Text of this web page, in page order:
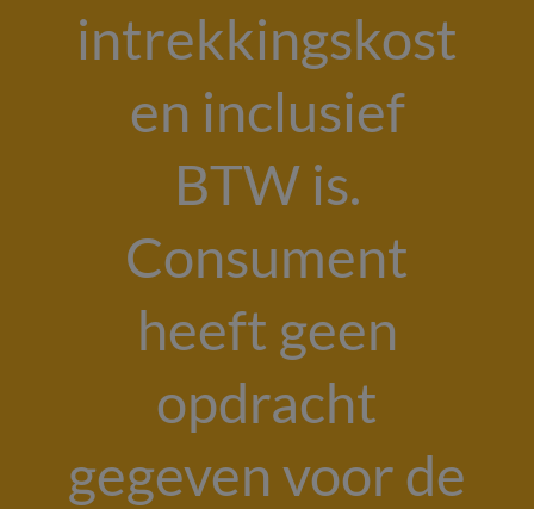
intrekkingskost
en inclusief
BTW is.
Consument
heeft geen
opdracht
gegeven voor de